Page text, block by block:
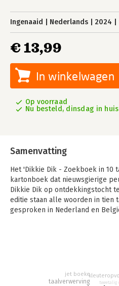
Ingenaaid Nederlands 2024
€ 13,99
In winkelwagen
Op voorraad
Nu besteld, dinsdag in huis
Samenvatting
Het 'Dikkie Dik - Zoekboek in 10
kartonboek dat nieuwsgierige
Dikkie Dik op ontdekkingstocht
editie staan alle woorden in tien
gesproken in Nederland en
zoeken handige woorden en
taalverwerving
jet boeke
tweetalig